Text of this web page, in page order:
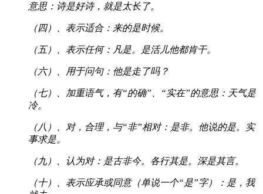
意思：诗是好诗，就是太长了。
（四）、表示适合：来的是时候。
（五）、表示任何：凡是。是活儿他都肯干。
（六）、用于问句：他是走了吗？
（七）、加重语气，有“的确”、“实在”的意思：天气是
冷。
（八）、对，合理，与“非”相对：是非。他说的是。实
事求是。
（九）、认为对：是古非今。各行其是。深是其言。
（十）、表示应承或同意（单说一个“是”字）：是，我